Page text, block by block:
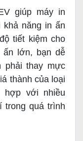
giúp máy in
khả năng in ấn
tiết kiệm cho
ấn lớn, bạn dễ
phải thay mực
thành của loại
hợp với nhiều
trong quá trình